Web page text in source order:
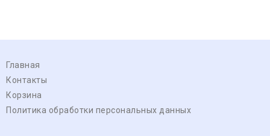
Главная
Контакты
Корзина
Политика обработки персональных данных